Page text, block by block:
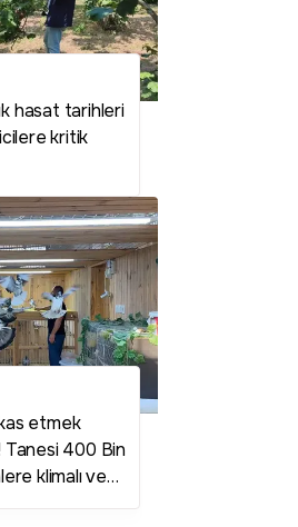
hasat tarihleri
kritik
etmek
400 Bin
klimalı ve